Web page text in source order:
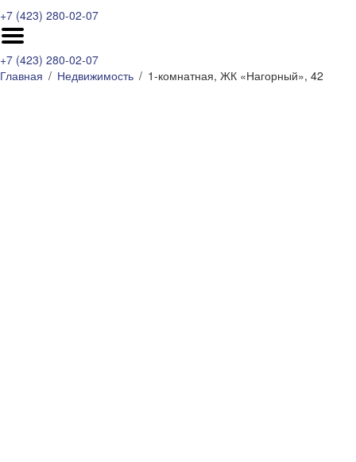
+7 (423) 280-02-07
+7 (423) 280-02-07
Главная
Недвижимость 1-комнатная, ЖК «Нагорный», 42